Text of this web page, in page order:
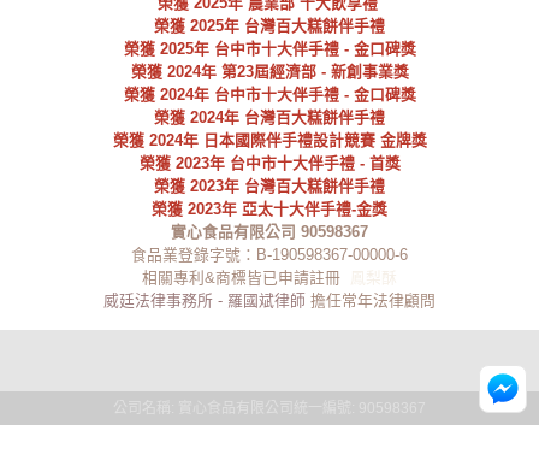
榮獲 2025年 台灣百大糕餅伴手禮
榮獲 2025年 台中市十大伴手禮 - 金口碑獎
榮獲 2024年 第23屆經濟部 - 新創事業獎
榮獲 2024年 台中市十大伴手禮 - 金口碑獎
榮獲 2024年 台灣百大糕餅伴手禮
榮獲 2024年 日本國際伴手禮設計競賽 金牌獎
榮獲 2023年 台中市十大伴手禮 - 首獎
榮獲 2023年 台灣百大糕餅伴手禮
榮獲 2023年 亞太十大伴手禮-金獎
實心食品有限公司 90598367
食品業登錄字號：B-190598367-00000-6
相關專利&商標皆已申請註冊
鳳梨酥
威廷法律事務所 - 羅國斌律師 擔任常年法律顧問